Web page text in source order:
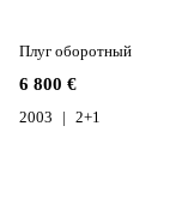
6 800 €
Плуг оборотный
2003 2+1